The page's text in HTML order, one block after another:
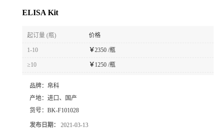
ELISA Kit
起订量 (瓶) 价格
1-10 ￥2350 /瓶
≥10 ￥ 1250 /瓶
品牌： 帛科
产地： 进口、国产
货号： BK-F101028
发布日期： 2021-03-13